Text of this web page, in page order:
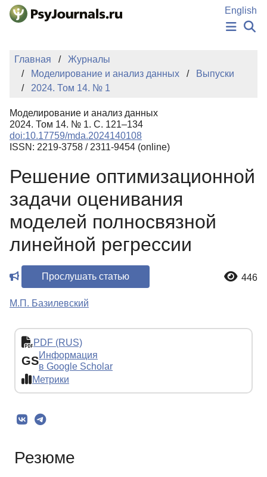
Перейти к основному содержанию
English
НОВОСТИ
АВТОРЫ
КЛЮЧЕВЫЕ СЛОВА
Регистрация
Главная
Журналы
Моделирование и анализ данных
Выпуски
2024. Том 14. № 1
Моделирование и анализ данных
2024. Том 14. № 1. С. 121–134
doi:10.17759/mda.2024140108
ISSN: 2219-3758 / 2311-9454 (online)
Решение оптимизационной
задачи оценивания
моделей полносвязной
линейной регрессии
Прослушать статью 446
М.П. Базилевский
PDF (RUS)
GSИнформация
в Google Scholar
Метрики
Резюме